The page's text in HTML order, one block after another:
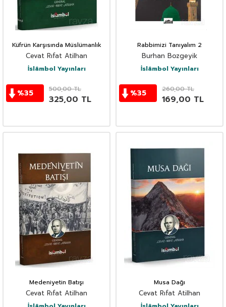
Küfrün Karşısında Müslümanlık
Cevat Rıfat Atilhan
İslâmbol Yayınları
%35 500,00TL
325,00 TL
Rabbimizi Tanıyalım 2
Burhan Bozgeyik
İslâmbol Yayınları
%35 260,00TL
169,00 TL
Medeniyetin Batışı
Cevat Rıfat Atilhan
Musa Dağı
Cevat Rıfat Atilhan